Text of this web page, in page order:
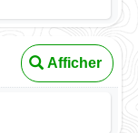
Afficher